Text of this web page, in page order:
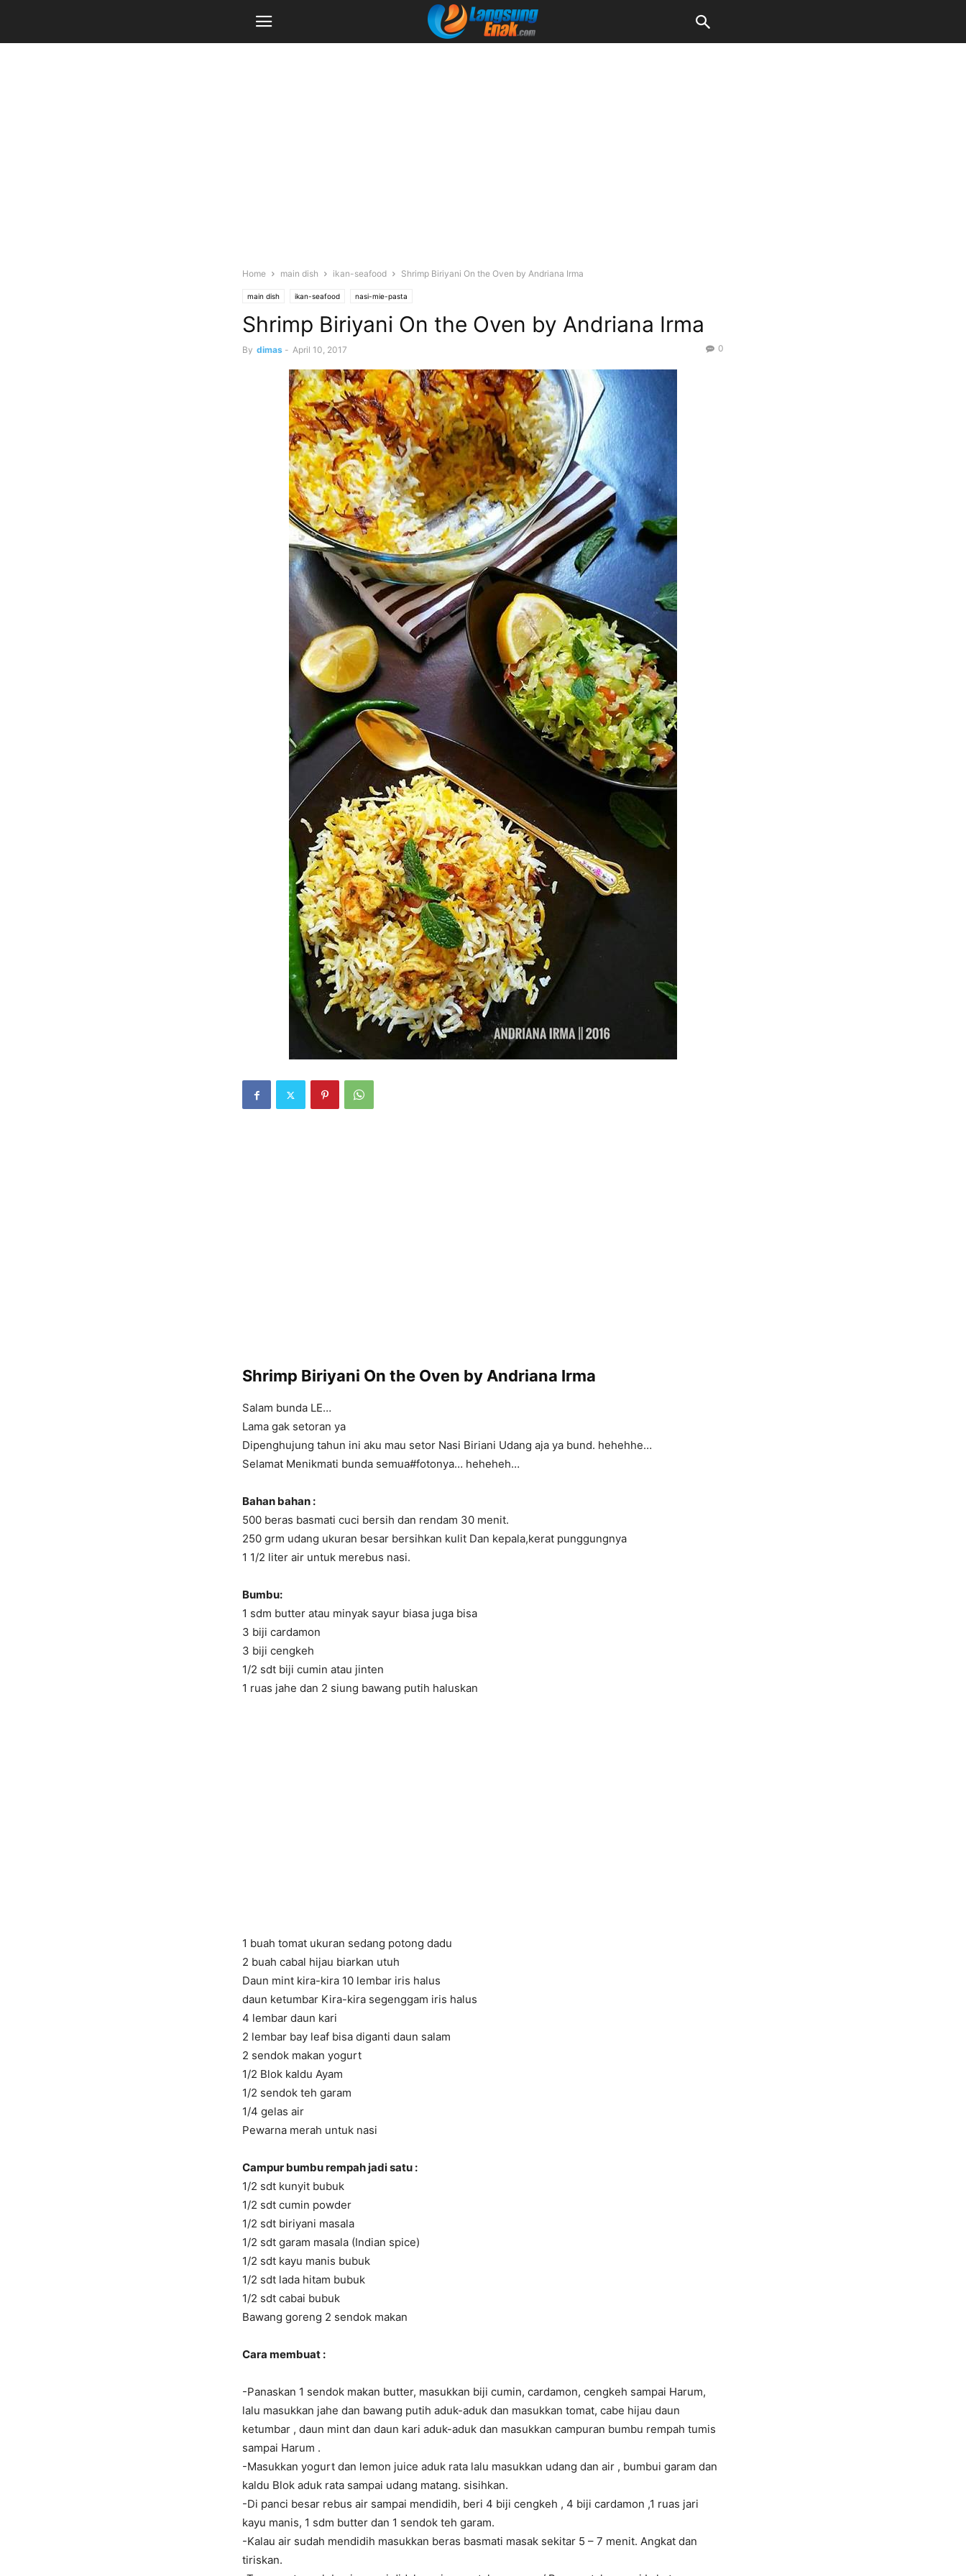
Home main dish ikan-seafood Shrimp Biriyani On the Oven by Andriana Irma
main dish ikan-seafood nasi-mie-pasta
Shrimp Biriyani On the Oven by Andriana Irma
By dimas - April 10, 2017 0
Shrimp Biriyani On the Oven by Andriana Irma
Salam bunda LE…
Lama gak setoran ya
Dipenghujung tahun ini aku mau setor Nasi Biriani Udang aja ya bund. hehehhe…
Selamat Menikmati bunda semua#fotonya… heheheh…
Bahan bahan :
500 beras basmati cuci bersih dan rendam 30 menit.
250 grm udang ukuran besar bersihkan kulit Dan kepala,kerat punggungnya
1 1/2 liter air untuk merebus nasi.
Bumbu:
1 sdm butter atau minyak sayur biasa juga bisa
3 biji cardamon
3 biji cengkeh
1/2 sdt biji cumin atau jinten
1 ruas jahe dan 2 siung bawang putih haluskan
1 buah tomat ukuran sedang potong dadu
2 buah cabal hijau biarkan utuh
Daun mint kira-kira 10 lembar iris halus
daun ketumbar Kira-kira segenggam iris halus
4 lembar daun kari
2 lembar bay leaf bisa diganti daun salam
2 sendok makan yogurt
1/2 Blok kaldu Ayam
1/2 sendok teh garam
1/4 gelas air
Pewarna merah untuk nasi
Campur bumbu rempah jadi satu :
1/2 sdt kunyit bubuk
1/2 sdt cumin powder
1/2 sdt biriyani masala
1/2 sdt garam masala (Indian spice)
1/2 sdt kayu manis bubuk
1/2 sdt lada hitam bubuk
1/2 sdt cabai bubuk
Bawang goreng 2 sendok makan
Cara membuat :
-Panaskan 1 sendok makan butter, masukkan biji cumin, cardamon, cengkeh sampai Harum,
lalu masukkan jahe dan bawang putih aduk-aduk dan masukkan tomat, cabe hijau daun
ketumbar , daun mint dan daun kari aduk-aduk dan masukkan campuran bumbu rempah tumis
sampai Harum .
-Masukkan yogurt dan lemon juice aduk rata lalu masukkan udang dan air , bumbui garam dan
kaldu Blok aduk rata sampai udang matang. sisihkan.
-Di panci besar rebus air sampai mendidih, beri 4 biji cengkeh , 4 biji cardamon ,1 ruas jari
kayu manis, 1 sdm butter dan 1 sendok teh garam.
-Kalau air sudah mendidih masukkan beras basmati masak sekitar 5 – 7 menit. Angkat dan
tiriskan.